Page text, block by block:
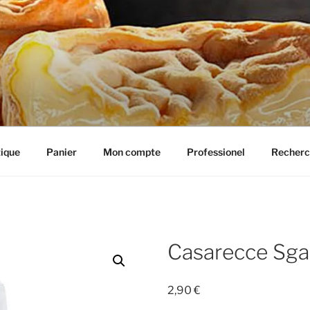
HENRIETTE
Panier Mon compte Professionel
Casarecce
2,90€